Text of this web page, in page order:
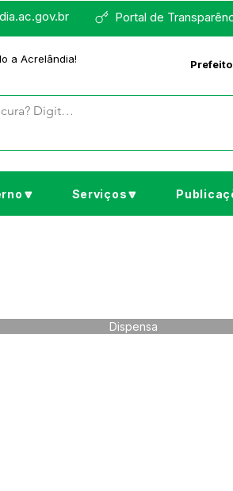
Portal de
a Acrelândia! Prefeito
Serviços🔽
Dispensa